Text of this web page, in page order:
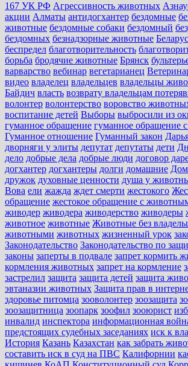
167 УК РФ Агрессивность животных
акции Алматы антидогхантер бездомные
животные бездомные собаки бездомный
бездомных безнадзорные животные
беспредел благотворительность
борьба бродячие животные Брянск
варварство вебинар вегетарианец
видео владелец владельцев владельцы
Байдич власть возврату владельцам
волонтер волонтерство воровство
воспитание детей Выборы выбросили из
гуманное обращение гуманное обращение
Гуманное отношение Гуманный закон
дворняги у элиты депутат депутаты дети
дело добрые дела добрые люди договор
догхантер догхантеры долги домашние
дружок духовные ценности душа у
Вова ели жажда ждет смерти жестокого
обращение жестокое обращение с
живодер живодера живодерство живодеры
животное животные Животные без
животными животных жизненный урок
Законодательство Законодательство по
законы заперты в подвале запрет кормить
кормления животных запрет на кормление
застрелил защита защита детей защита
эвтаназии животных Защита прав в
здоровье питомца зооволонтер зоозащита
зоозащитница зоопарк зоофил зооюрист
инвалид инспектора информационная
предстоящих судебных заседаниях иск к
История Казань Казахстан как забрать
составить иск в суд на ПВС Калифорнии